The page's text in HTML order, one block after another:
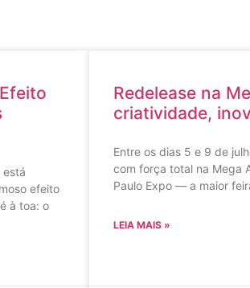
está
efeito
à toa: o
Redelease na
criatividade,
Entre os dias 5 e 9 de
com força total na Mega
Paulo Expo — a maior
LEIA MAIS »